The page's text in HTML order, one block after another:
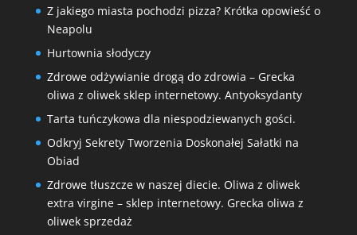
Z jakiego miasta pochodzi pizza? Krótka opowieść o
Neapolu
Hurtownia słodyczy
Zdrowe odżywianie drogą do zdrowia – Grecka
oliwa z oliwek sklep internetowy. Antyoksydanty
Tarta tuńczykowa dla niespodziewanych gości.
Odkryj Sekrety Tworzenia Doskonałej Sałatki na
Obiad
Zdrowe tłuszcze w naszej diecie. Oliwa z oliwek
extra virgine – sklep internetowy. Grecka oliwa z
oliwek sprzedaż